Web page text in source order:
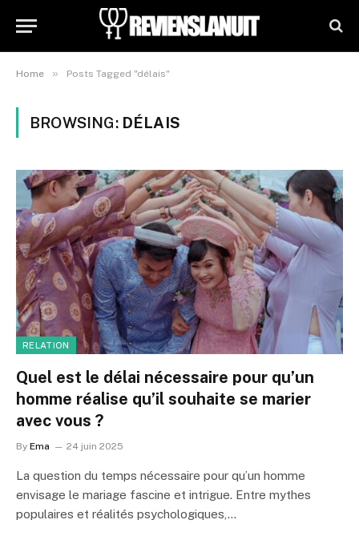
Home » Posts Tagged "délais"
BROWSING: DÉLAIS
RELATION
Quel est le délai nécessaire pour qu’un
homme réalise qu’il souhaite se marier
avec vous ?
By Ema 24 juin 2025
La question du temps nécessaire pour qu’un homme
envisage le mariage fascine et intrigue. Entre mythes
populaires et réalités psychologiques,…